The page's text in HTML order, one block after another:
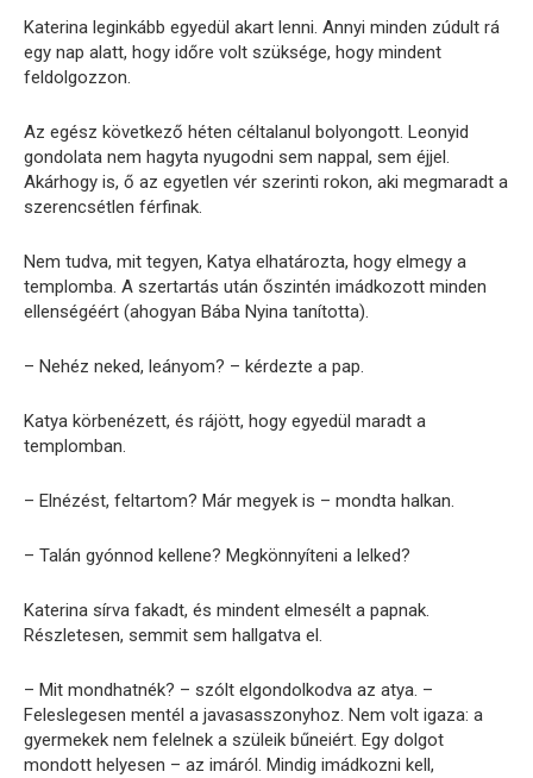
Katerina leginkább egyedül akart lenni. Annyi minden zúdult rá
egy nap alatt, hogy időre volt szüksége, hogy mindent
feldolgozzon.
Az egész következő héten céltalanul bolyongott. Leonyid
gondolata nem hagyta nyugodni sem nappal, sem éjjel.
Akárhogy is, ő az egyetlen vér szerinti rokon, aki megmaradt a
szerencsétlen férfinak.
Nem tudva, mit tegyen, Katya elhatározta, hogy elmegy a
templomba. A szertartás után őszintén imádkozott minden
ellenségéért (ahogyan Bába Nyina tanította).
– Nehéz neked, leányom? – kérdezte a pap.
Katya körbenézett, és rájött, hogy egyedül maradt a
templomban.
– Elnézést, feltartom? Már megyek is – mondta halkan.
– Talán gyónnod kellene? Megkönnyíteni a lelked?
Katerina sírva fakadt, és mindent elmesélt a papnak.
Részletesen, semmit sem hallgatva el.
– Mit mondhatnék? – szólt elgondolkodva az atya. –
Feleslegesen mentél a javasasszonyhoz. Nem volt igaza: a
gyermekek nem felelnek a szüleik bűneiért. Egy dolgot
mondott helyesen – az imáról. Mindig imádkozni kell,